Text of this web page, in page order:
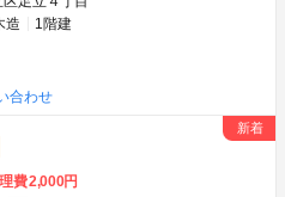
造 1階建
合わせ
費2,000円